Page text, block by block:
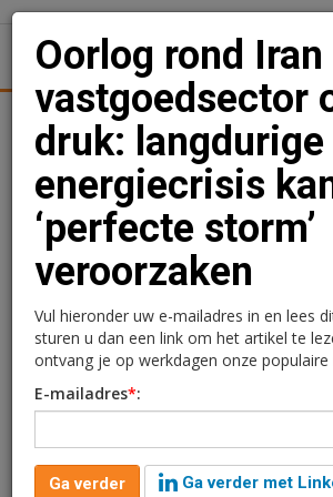
Nieuws Uitgelicht Achtergronden
Oorlog rond Iran
vastgoedsector
druk: langdurige
energiecrisis kan
‘perfecte storm’
veroorzaken
Oorlog rond
vastgoedsector
druk: langdurige
energiecrisis
‘perfecte storm’
veroorzaken
Vul hieronder uw e-mailadres in en lees
sturen u dan een link om het artikel te
ontvang je op werkdagen onze populaire
E-mailadres*:
Ga verder
Ga verder met